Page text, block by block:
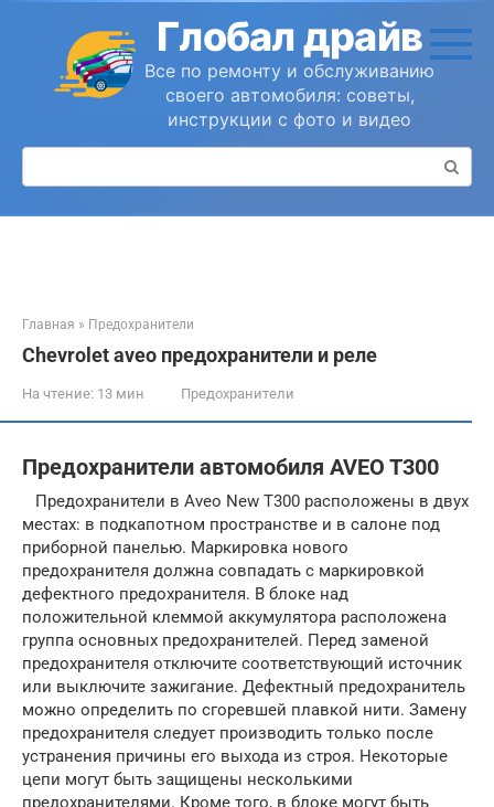
контенту
Глобал драйв
Все по ремонту и обслуживанию
своего автомобиля: советы,
инструкции с фото и видео
Поиск:
Главная » Предохранители
Chevrolet aveo предохранители и реле
На чтение: 13 мин Предохранители
Предохранители автомобиля AVEO T300
Предохранители в Aveo New T300 расположены в двух
местах: в подкапотном пространстве и в салоне под
приборной панелью. Маркировка нового
предохранителя должна совпадать с маркировкой
дефектного предохранителя. В блоке над
положительной клеммой аккумулятора расположена
группа основных предохранителей. Перед заменой
предохранителя отключите соответствующий источник
или выключите зажигание. Дефектный предохранитель
можно определить по сгоревшей плавкой нити. Замену
предохранителя следует производить только после
устранения причины его выхода из строя. Некоторые
цепи могут быть защищены несколькими
предохранителями. Кроме того, в блоке могут быть